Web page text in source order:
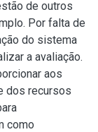
de outros
Por falta de
do sistema
a avaliação.
aos
dos recursos
como